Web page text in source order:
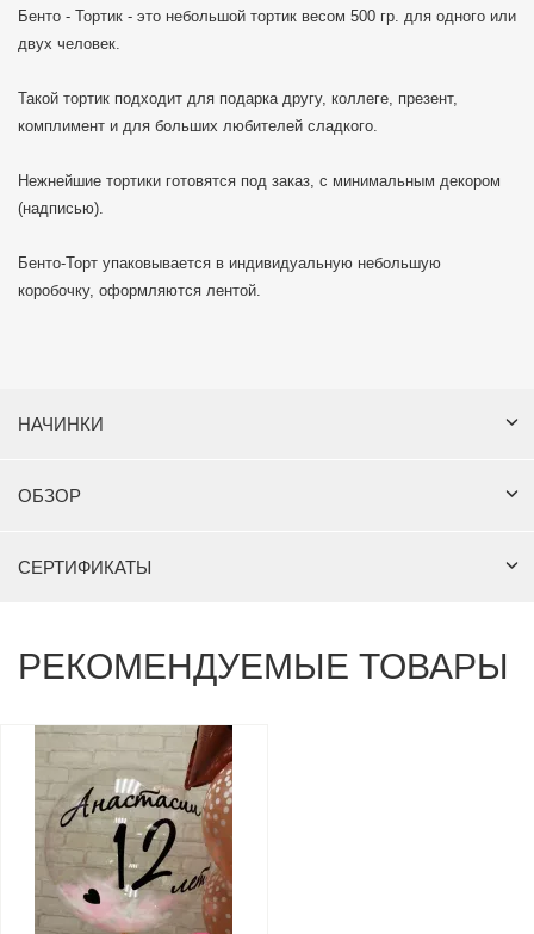
Бенто - Тортик - это небольшой тортик весом 500 гр. для одного или
двух человек.
Такой тортик подходит для подарка другу, коллеге, презент,
комплимент и для больших любителей сладкого.
Нежнейшие тортики готовятся под заказ, с минимальным декором
(надписью).
Бенто-Торт упаковывается в индивидуальную небольшую
коробочку, оформляются лентой.
НАЧИНКИ
ОБЗОР
СЕРТИФИКАТЫ
РЕКОМЕНДУЕМЫЕ ТОВАРЫ